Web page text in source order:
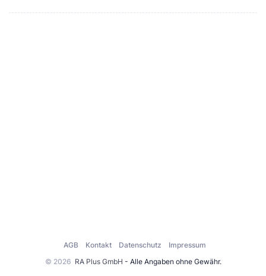
© 2026 RA Plus GmbH - Alle Angaben ohne Gewähr.
AGB Kontakt Datenschutz Impressum